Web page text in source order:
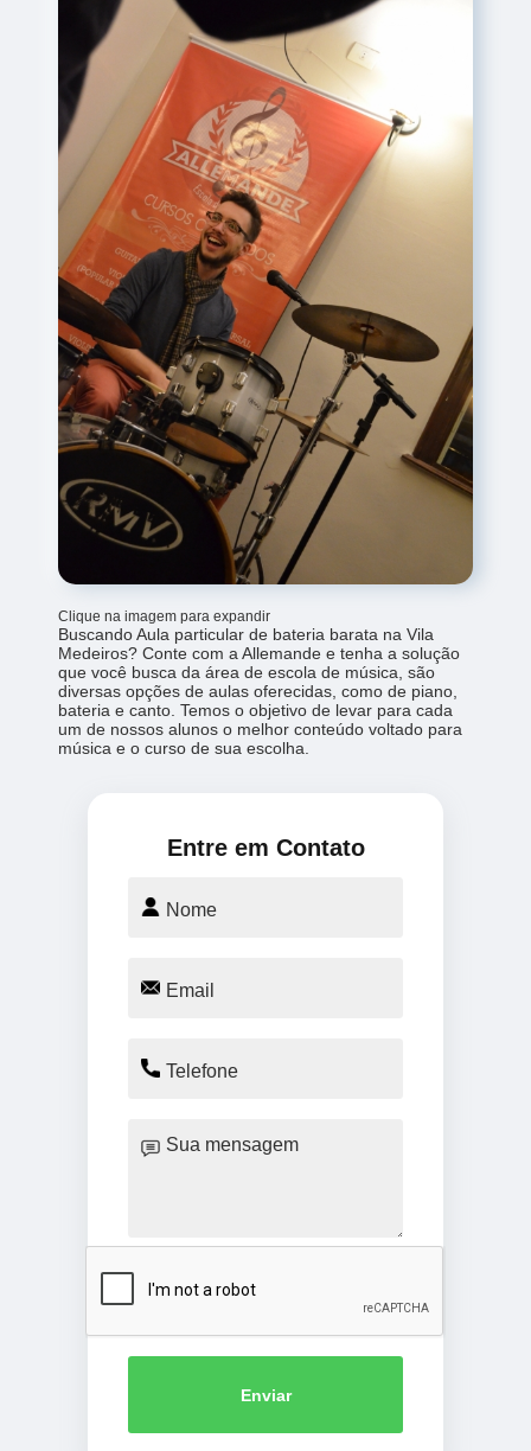
Clique na imagem para expandir
Buscando Aula particular de bateria barata na Vila
Medeiros? Conte com a Allemande e tenha a solução
que você busca da área de escola de música, são
diversas opções de aulas oferecidas, como de piano,
bateria e canto. Temos o objetivo de levar para cada
um de nossos alunos o melhor conteúdo voltado para
música e o curso de sua escolha.
Entre em Contato
Enviar